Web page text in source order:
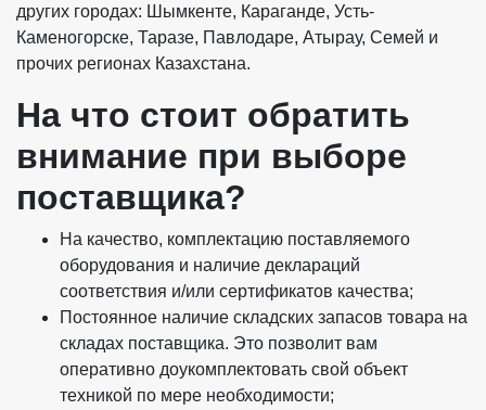
других городах: Шымкенте, Караганде, Усть-
Каменогорске, Таразе, Павлодаре, Атырау, Семей и
прочих регионах Казахстана.
На что стоит обратить
внимание при выборе
поставщика?
На качество, комплектацию поставляемого
оборудования и наличие деклараций
соответствия и/или сертификатов качества;
Постоянное наличие складских запасов товара на
складах поставщика. Это позволит вам
оперативно доукомплектовать свой объект
техникой по мере необходимости;